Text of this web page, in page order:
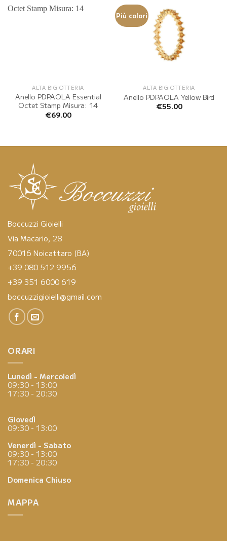
ALTA BIGIOTTERIA
Anello PDPAOLA Essential
Octet Stamp Misura: 14
€69.00
Più colori
ALTA BIGIOTTERIA
Anello PDPAOLA Yellow Bird
€55.00
Boccuzzi Gioielli
Via Macario, 28
70016 Noicattaro (BA)
+39 080 512 9956
+39 351 6000 619
boccuzzigioielli@gmail.com
ORARI
Lunedì - Mercoledì
09:30 - 13:00
17:30 - 20:30
Giovedì
09:30 - 13:00
Venerdì - Sabato
09:30 - 13:00
17:30 - 20:30
Domenica Chiuso
MAPPA